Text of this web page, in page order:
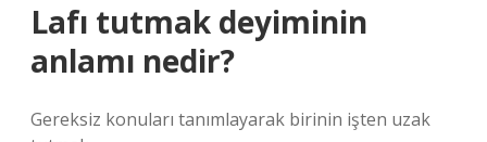
Lafı tutmak deyiminin
anlamı nedir?
Gereksiz konuları tanımlayarak birinin işten uzak